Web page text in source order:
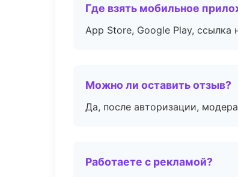
Где взять мобильное
App Store, Google Play, ссылка
Можно ли оставить отзыв?
Да, после авторизации,
Работаете с рекламой?